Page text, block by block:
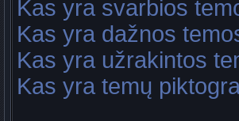
Kas yra svarbios
Kas yra dažnos
Kas yra užrakintos
Kas yra temų